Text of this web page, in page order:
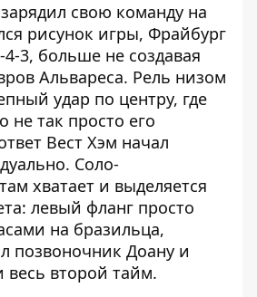
свою команду на
рисунок игры, Фрайбург
4-3, больше не создавая
Альвареса. Рель низом
удар по центру, где
не так просто его
Вест Хэм начал
Соло-
хватает и выделяется
левый фланг просто
на бразильца,
позвоночник Доану и
весь второй тайм.